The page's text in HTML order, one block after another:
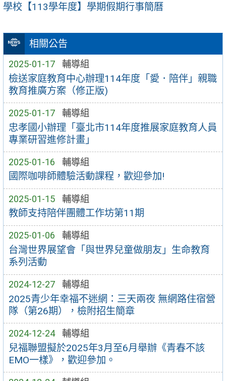
相關公告
2025-01-17 輔導組
檢送家庭教育中心辦理114年度「愛．陪伴」親職
教育推廣方案（修正版)
2025-01-17 輔導組
忠孝國小辦理「臺北市114年度推展家庭教育人員
專業研習進修計畫」
2025-01-16 輔導組
國際咖啡師體驗活動課程，歡迎參加!
2025-01-15 輔導組
教師支持陪伴團體工作坊第11期
2025-01-06 輔導組
台灣世界展望會「與世界兒童做朋友」生命教育
系列活動
2024-12-27 輔導組
2025青少年幸福不迷網：三天兩夜 無網路住宿營
隊（第26期），檢附招生簡章
2024-12-24 輔導組
兒福聯盟擬於2025年3月至6月舉辦《青春不該
EMO一樣》，歡迎參加。
學校【113學年度】學期假期行事簡曆